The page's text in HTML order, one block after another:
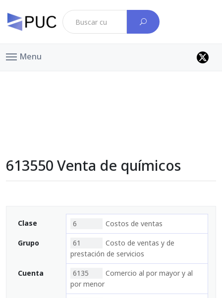
Menu
613550 Venta de químicos
Clase 6 Costos de ventas
Grupo 61
Costo de ventas y de
prestación de servicios
Cuenta 6135
Comercio al por mayor y al
por menor